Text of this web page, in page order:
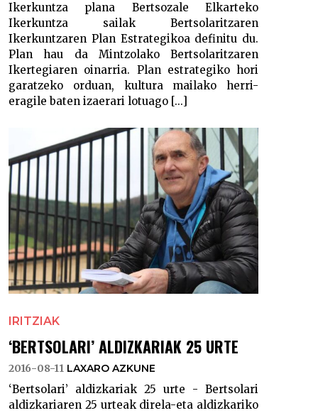
Ikerkuntza plana Bertsozale Elkarteko
Ikerkuntza sailak Bertsolaritzaren
Ikerkuntzaren Plan Estrategikoa definitu du.
Plan hau da Mintzolako Bertsolaritzaren
Ikertegiaren oinarria. Plan estrategiko hori
garatzeko orduan, kultura mailako herri-
eragile baten izaerari lotuago [...]
IRITZIAK
‘BERTSOLARI’ ALDIZKARIAK 25 URTE
2016-08-11 LAXARO AZKUNE
‘Bertsolari’ aldizkariak 25 urte - Bertsolari
aldizkariaren 25 urteak direla-eta aldizkariko